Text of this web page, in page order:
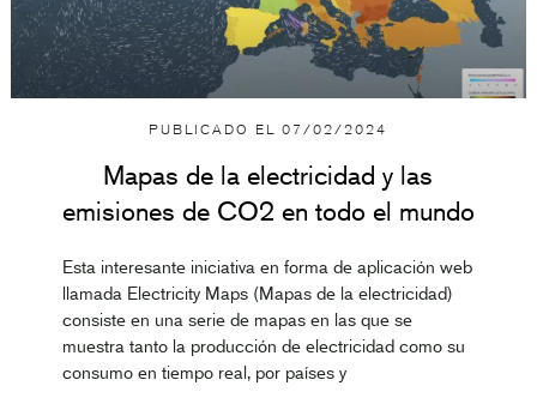
PUBLICADO EL07/02/2024
Mapas de la electricidad y las
emisiones de CO2 en todo el mundo
Esta interesante iniciativa en forma de aplicación web
llamada Electricity Maps (Mapas de la electricidad)
consiste en una serie de mapas en las que se
muestra tanto la producción de electricidad como su
consumo en tiempo real, por países y